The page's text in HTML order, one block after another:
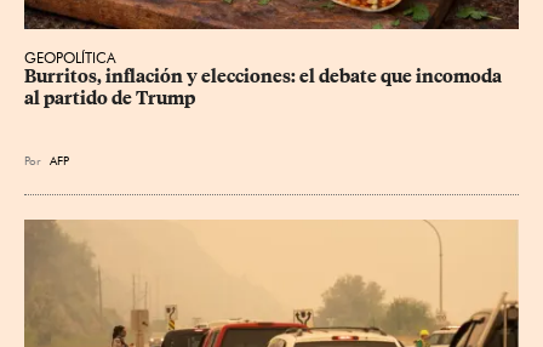
GEOPOLÍTICA
Burritos, inflación y elecciones: el debate que incomoda
al partido de Trump
Por AFP